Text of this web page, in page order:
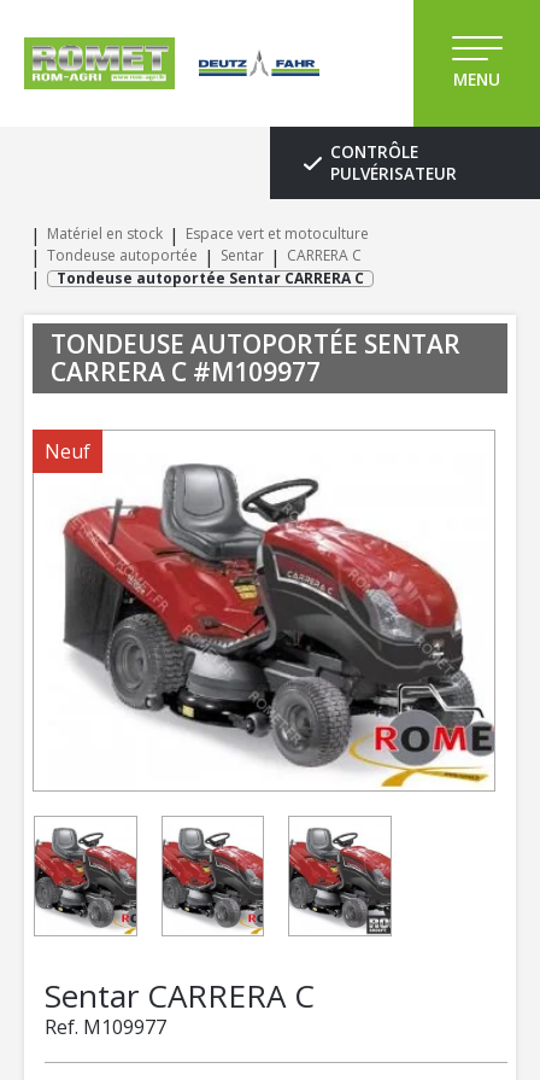
MENU
CONTRÔLE
PULVÉRISATEUR
Matériel en stock
Espace vert et motoculture
Tondeuse autoportée
Sentar
CARRERA C
Tondeuse autoportée Sentar CARRERA C
TONDEUSE AUTOPORTÉE SENTAR
CARRERA C #M109977
Neuf
Sentar CARRERA C
Ref. M109977